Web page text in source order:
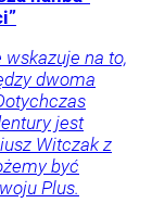
na to,
dwoma
jest
Witczak z
być
Plus.